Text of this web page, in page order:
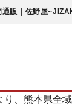
通販｜佐野屋
、熊本県全